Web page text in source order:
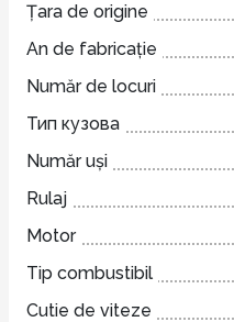
Țara de origine
An de fabricație
Număr de locuri
Тип кузова
Număr uși
Rulaj
Motor
Tip combustibil
Cutie de viteze